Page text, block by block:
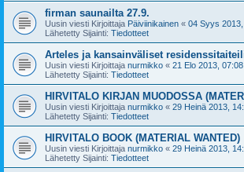
firman saunailta 27.9.
Uusin viesti Kirjoittaja Päiviinikainen « 04 Syys 2013,
Lähetetty Sijainti: Tiedotteet
Arteles ja kansainväliset
Uusin viesti Kirjoittaja nurmikko « 21 Elo 2013, 07:08
Lähetetty Sijainti: Tiedotteet
HIRVITALO KIRJAN MUODOSSA
Uusin viesti Kirjoittaja nurmikko « 29 Heinä 2013,
Lähetetty Sijainti: Tiedotteet
HIRVITALO BOOK (MATERIAL WANTED)
Uusin viesti Kirjoittaja nurmikko « 29 Heinä 2013,
Lähetetty Sijainti: Tiedotteet